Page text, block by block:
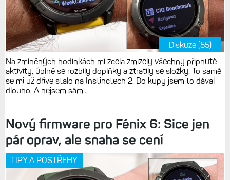
Diskuze (55)
Na zmíněných hodinkách mi zcela zmizely všechny připnuté
aktivity, úplně se rozbily doplňky a ztratily se složky. To samé
se mi už dříve stalo na Instinctech 2. Do kupy jsem to dával
dlouho. A nejsem sám...
Nový firmware pro Fénix 6: Sice jen
pár oprav, ale snaha se cení
TIPY A POSTŘEHY